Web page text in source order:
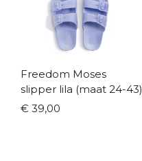
Freedom Moses
slipper lila (maat 24-43)
€ 39,00